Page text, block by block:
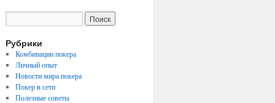
Рубрики
Комбинации покера
Личный опыт
Новости мира покера
Покер в сети
Полезные советы